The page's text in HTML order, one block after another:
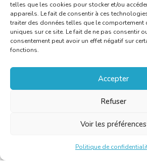
telles que les cookies pour stocker et/ou
appareils. Le fait de consentir à ces
traiter des données telles que le comportement
uniques sur ce site. Le fait de ne pas consentir
consentement peut avoir un effet négatif sur
fonctions.
Accepter
Refuser
Voir les préférences
Politique de